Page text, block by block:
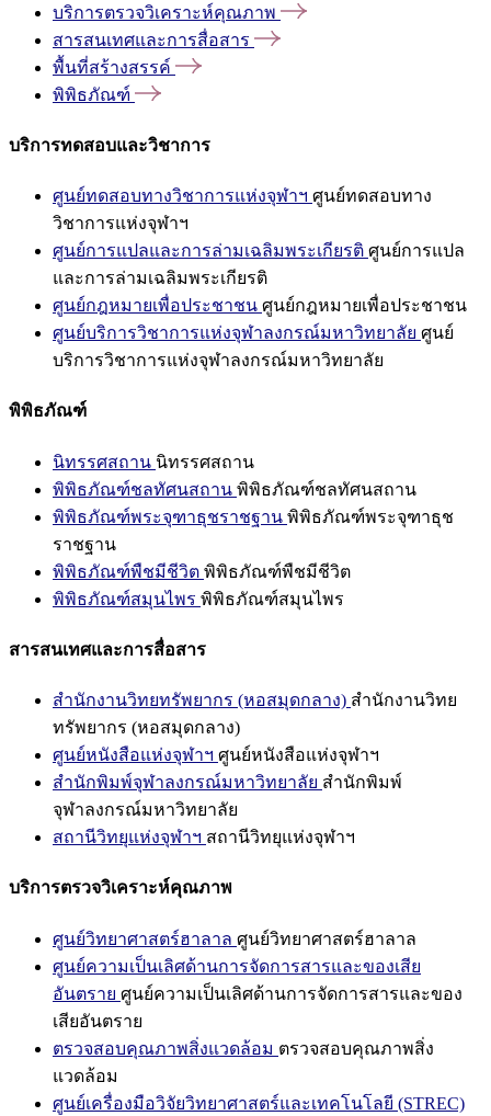
บริการตรวจวิเคราะห์คุณภาพ
สารสนเทศและการสื่อสาร
พื้นที่สร้างสรรค์
พิพิธภัณฑ์
บริการทดสอบและวิชาการ
ศูนย์ทดสอบทางวิชาการแห่งจุฬาฯ ศูนย์ทดสอบทาง
วิชาการแห่งจุฬาฯ
ศูนย์การแปลและการล่ามเฉลิมพระเกียรติ ศูนย์การแปล
และการล่ามเฉลิมพระเกียรติ
ศูนย์กฎหมายเพื่อประชาชน ศูนย์กฎหมายเพื่อประชาชน
ศูนย์บริการวิชาการแห่งจุฬาลงกรณ์มหาวิทยาลัย ศูนย์
บริการวิชาการแห่งจุฬาลงกรณ์มหาวิทยาลัย
พิพิธภัณฑ์
นิทรรศสถาน นิทรรศสถาน
พิพิธภัณฑ์ชลทัศนสถาน พิพิธภัณฑ์ชลทัศนสถาน
พิพิธภัณฑ์พระจุฑาธุชราชฐาน พิพิธภัณฑ์พระจุฑาธุช
ราชฐาน
พิพิธภัณฑ์พืชมีชีวิต พิพิธภัณฑ์พืชมีชีวิต
พิพิธภัณฑ์สมุนไพร พิพิธภัณฑ์สมุนไพร
สารสนเทศและการสื่อสาร
สำนักงานวิทยทรัพยากร (หอสมุดกลาง) สำนักงานวิทย
ทรัพยากร (หอสมุดกลาง)
ศูนย์หนังสือแห่งจุฬาฯ ศูนย์หนังสือแห่งจุฬาฯ
สำนักพิมพ์จุฬาลงกรณ์มหาวิทยาลัย สำนักพิมพ์
จุฬาลงกรณ์มหาวิทยาลัย
สถานีวิทยุแห่งจุฬาฯ สถานีวิทยุแห่งจุฬาฯ
บริการตรวจวิเคราะห์คุณภาพ
ศูนย์วิทยาศาสตร์ฮาลาล ศูนย์วิทยาศาสตร์ฮาลาล
ศูนย์ความเป็นเลิศด้านการจัดการสารและของเสีย
อันตราย ศูนย์ความเป็นเลิศด้านการจัดการสารและของ
เสียอันตราย
ตรวจสอบคุณภาพสิ่งแวดล้อม ตรวจสอบคุณภาพสิ่ง
แวดล้อม
ศูนย์เครื่องมือวิจัยวิทยาศาสตร์และเทคโนโลยี (STREC)